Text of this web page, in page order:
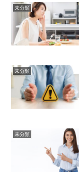
未分類
未分類
未分類